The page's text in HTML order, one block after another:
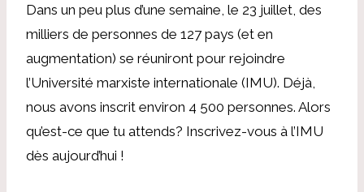
Dans un peu plus d’une semaine, le 23 juillet, des
milliers de personnes de 127 pays (et en
augmentation) se réuniront pour rejoindre
l’Université marxiste internationale (IMU). Déjà,
nous avons inscrit environ 4 500 personnes. Alors
qu’est-ce que tu attends? Inscrivez-vous à l’IMU
dès aujourd’hui !